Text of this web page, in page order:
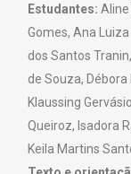
Estudantes:
Gomes, Ana
dos Santos
de Souza,
Klaussing
Queiroz, Isadora
Keila Martins